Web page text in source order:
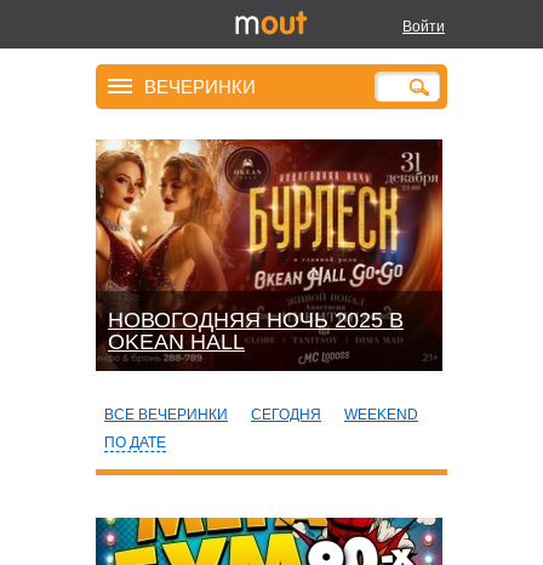
Войти
ВЕЧЕРИНКИ
НОВОГОДНЯЯ НОЧЬ 2025 В
OKEАN HALL
ВСЕ ВЕЧЕРИНКИ СЕГОДНЯ
WEEKEND
ПО ДАТЕ